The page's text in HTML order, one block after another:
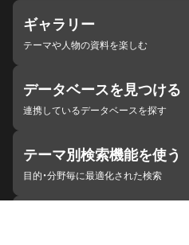
ギャラリー
テーマや人物の資料を楽しむ
データベースを見つける
連携しているデータベースを探す
テーマ別検索機能を使う
目的・分野毎に最適化された検索